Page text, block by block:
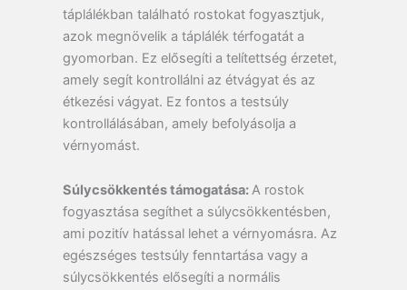
táplálékban található rostokat fogyasztjuk,
azok megnövelik a táplálék térfogatát a
gyomorban. Ez elősegíti a telítettség érzetet,
amely segít kontrollálni az étvágyat és az
étkezési vágyat. Ez fontos a testsúly
kontrollálásában, amely befolyásolja a
vérnyomást.
Súlycsökkentés támogatása:A rostok
fogyasztása segíthet a súlycsökkentésben,
ami pozitív hatással lehet a vérnyomásra. Az
egészséges testsúly fenntartása vagy a
súlycsökkentés elősegíti a normális